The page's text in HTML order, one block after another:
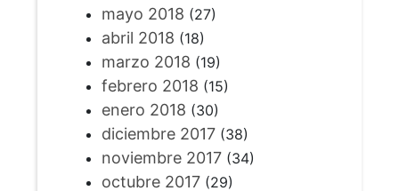
mayo 2018 (27)
abril 2018 (18)
marzo 2018 (19)
febrero 2018 (15)
enero 2018 (30)
diciembre 2017(38)
noviembre 2017(34)
octubre 2017(29)